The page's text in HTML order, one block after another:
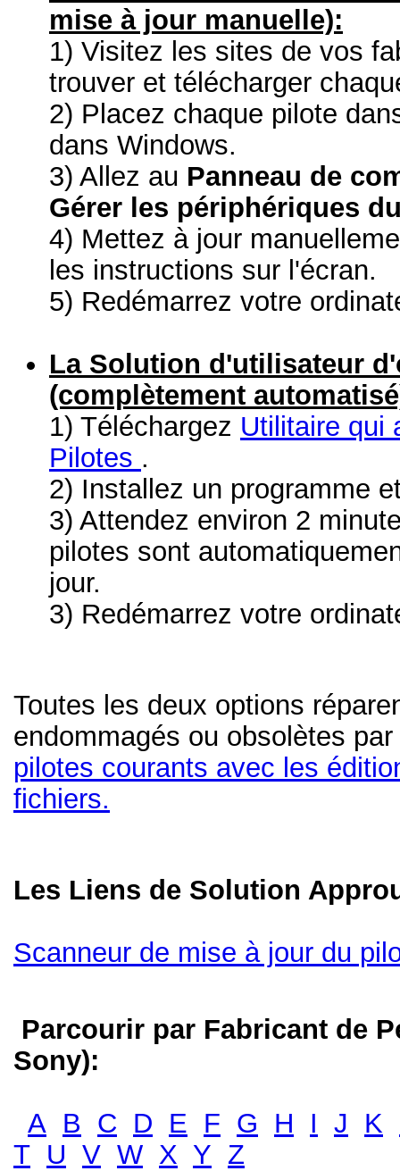
mise à jour manuelle):
1) Visitez les sites de vos
trouver et télécharger
2) Placez chaque pilote
dans Windows.
3) Allez au Panneau de
Gérer les périphériques
4) Mettez à jour
les instructions sur l'écran.
5) Redémarrez votre
La Solution d'utilisateur
(complètement
1) Téléchargez Utilitaire qui
Pilotes .
2) Installez un programme
3) Attendez environ 2
pilotes sont
jour.
3) Redémarrez votre
Toutes les deux options
endommagés ou obsolètes par
pilotes courants avec les
fichiers.
Les Liens de Solution
Scanneur de mise à jour du
Parcourir par Fabricant de
Sony):
A B C D E F G H I J K
T U V W X Y Z